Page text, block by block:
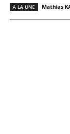
A LA UNE Mathias